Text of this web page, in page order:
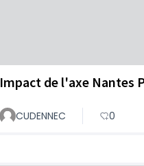
Impact de l'axe Nantes
CUDENNEC 0